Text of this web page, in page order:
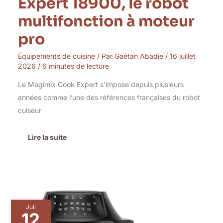
multifonction à moteur
pro
Équipements de cuisine/ Par Gaétan Abadie / 16 juillet
2026 / 6 minutes de lecture
Le Magimix Cook Expert s’impose depuis plusieurs
années comme l’une des références françaises du robot
cuiseur
Lire la suite
Juil
Test
du